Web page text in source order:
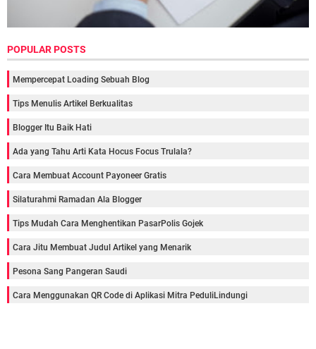
POPULAR POSTS
Mempercepat Loading Sebuah Blog
Tips Menulis Artikel Berkualitas
Blogger Itu Baik Hati
Ada yang Tahu Arti Kata Hocus Focus Trulala?
Cara Membuat Account Payoneer Gratis
Silaturahmi Ramadan Ala Blogger
Tips Mudah Cara Menghentikan PasarPolis Gojek
Cara Jitu Membuat Judul Artikel yang Menarik
Pesona Sang Pangeran Saudi
Cara Menggunakan QR Code di Aplikasi Mitra PeduliLindungi